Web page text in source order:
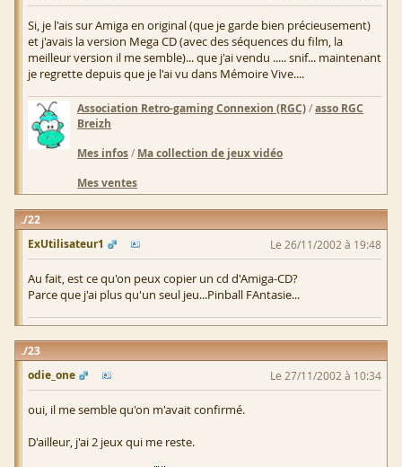
Si, je l'ais sur Amiga en original (que je garde bien précieusement)
et j'avais la version Mega CD (avec des séquences du film, la
meilleur version il me semble)... que j'ai vendu ..... snif... maintenant
je regrette depuis que je l'ai vu dans Mémoire Vive....
Association Retro-gaming Connexion (RGC)/asso RGC
Breizh
Mes infos/ Ma collection de jeux vidéo
Mes ventes
22
ExUtilisateur1
Le 26/11/2002 à 19:48
Au fait, est ce qu'on peux copier un cd d'Amiga-CD?
Parce que j'ai plus qu'un seul jeu...Pinball FAntasie...
23
odie_one
Le 27/11/2002 à 10:34
oui, il me semble qu'on m'avait confirmé.
D'ailleur, j'ai 2 jeux qui me reste.